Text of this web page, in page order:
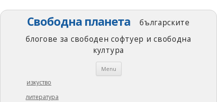
Свободна планета
българските
блогове за свободен софтуер и свободна
култура
Menu Skip
изкуство
литература